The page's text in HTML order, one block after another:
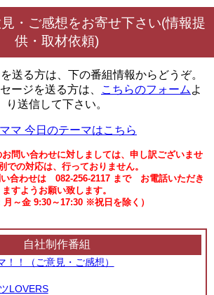
・ご感想をお寄せ下さい(情報提
供・取材依頼)
送る方は、下の番組情報からどうぞ。
ージを送る方は、
こちらのフォーム よ
り送信して下さい。
マ 今日のテーマはこちら
問い合わせに対しましては、申し訳ございませ
での対応は、行っておりません。
い合わせは 082-256-2117 まで お電話いただき
ますようお願い致します。
月～金 9:30～17:30 ※祝日を除く）
自社制作番組
！！（ご意見・ご感想）
LOVERS